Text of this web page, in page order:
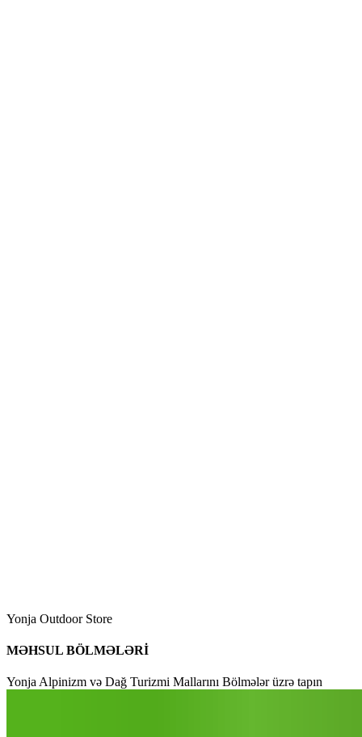
Yonja Outdoor Store
MƏHSUL BÖLMƏLƏRİ
Yonja Alpinizm və Dağ Turizmi Mallarını Bölmələr üzrə tapın